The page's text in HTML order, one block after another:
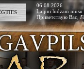
06.08.2026
Laipni lūdzam mūsu
Приветствую Вас ,